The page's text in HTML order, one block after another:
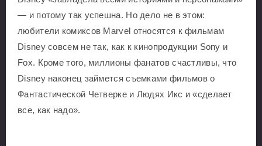
— и потому так успешна. Но дело не в этом:
любители комиксов Marvel относятся к фильмам
Disney совсем не так, как к кинопродукции Sony и
Fox. Кроме того, миллионы фанатов счастливы, что
Disney наконец займется съемками фильмов о
Фантастической Четверке и Людях Икс и «сделает
все, как надо».